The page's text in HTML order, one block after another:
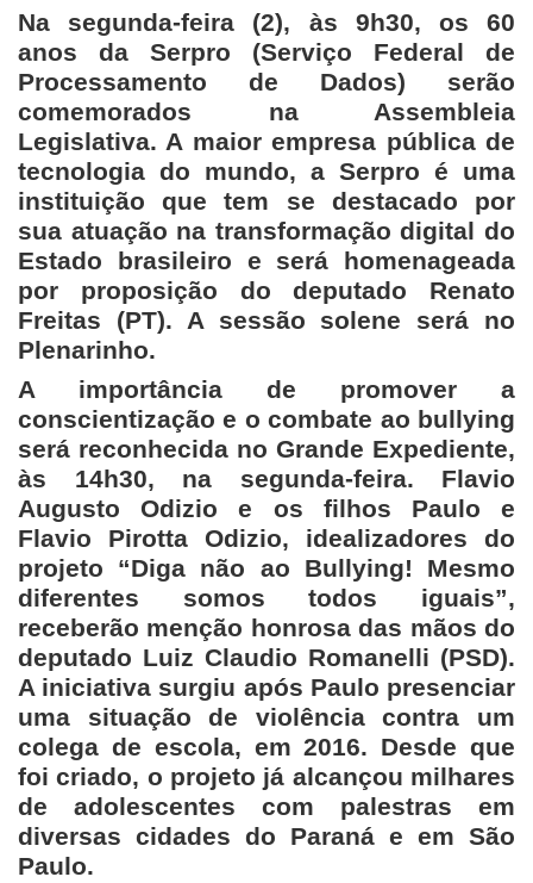
Na segunda-feira (2), às 9h30, os 60
anos da Serpro (Serviço Federal de
Processamento de Dados) serão
comemorados na Assembleia
Legislativa. A maior empresa pública de
tecnologia do mundo, a Serpro é uma
instituição que tem se destacado por
sua atuação na transformação digital do
Estado brasileiro e será homenageada
por proposição do deputado Renato
Freitas (PT). A sessão solene será no
Plenarinho.
A importância de promover a
conscientização e o combate ao bullying
será reconhecida no Grande Expediente,
às 14h30, na segunda-feira. Flavio
Augusto Odizio e os filhos Paulo e
Flavio Pirotta Odizio, idealizadores do
projeto “Diga não ao Bullying! Mesmo
diferentes somos todos iguais”,
receberão menção honrosa das mãos do
deputado Luiz Claudio Romanelli (PSD).
A iniciativa surgiu após Paulo presenciar
uma situação de violência contra um
colega de escola, em 2016. Desde que
foi criado, o projeto já alcançou milhares
de adolescentes com palestras em
diversas cidades do Paraná e em São
Paulo.